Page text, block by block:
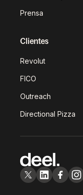
Prensa
Clientes
Revolut
FICO
Outreach
Directional Pizza